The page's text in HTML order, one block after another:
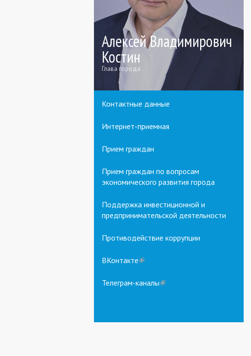
Алексей Владимирович
Костин
Глава города
Контактные данные
Интернет-приемная
Прием граждан
Прием граждан по вопросам
экономического развития города
Поддержка инвестиционной и
предпринимательской деятельности
Противодействие коррупции
ВКонтакте(link
external)
Телеграм-каналы(link